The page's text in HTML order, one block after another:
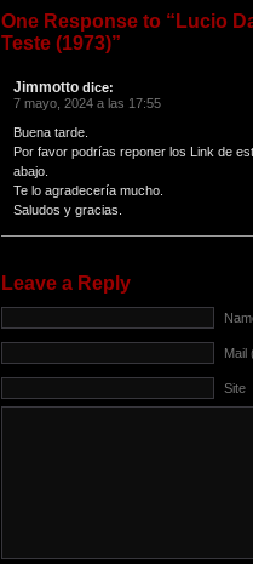
One Response to “Lucio
Teste (1973)”
Jimmotto dice:
7 mayo, 2024 a las 17:55
Buena tarde.
Por favor podrías reponer los Link de
abajo.
Te lo agradecería mucho.
Saludos y gracias.
Leave a Reply
Mail
Site